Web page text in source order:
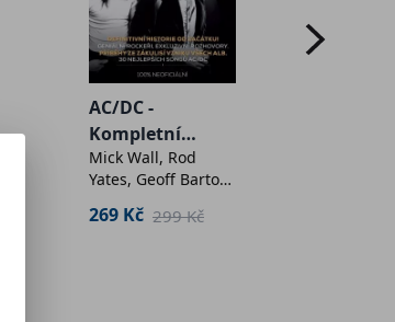
AC/DC -
Kompletní
příběh – 2.
vydání
Mick Wall, Rod
Yates, Geoff Barton,
Blake, Paul
269 Kč 299 Kč